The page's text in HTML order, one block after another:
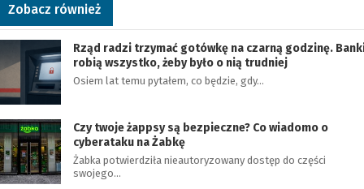
Zobacz również
Rząd radzi trzymać gotówkę na czarną godzinę.
robią wszystko, żeby było o nią trudniej
Osiem lat temu pytałem, co będzie, gdy…
Czy twoje żappsy są bezpieczne? Co wiadomo o
cyberataku na Żabkę
Żabka potwierdziła nieautoryzowany dostęp do części
swojego…